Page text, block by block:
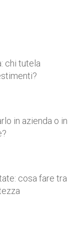
chi tutela
in azienda o in
cosa fare tra